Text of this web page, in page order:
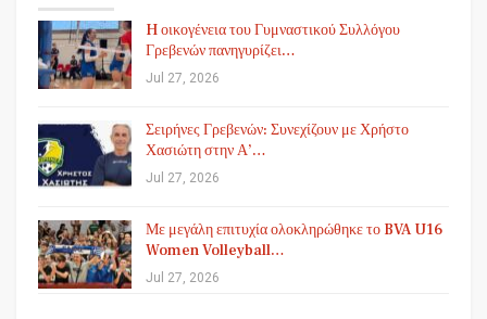
H οικογένεια του Γυμναστικού Συλλόγου
Γρεβενών πανηγυρίζει…
Jul 27, 2026
Σειρήνες Γρεβενών: Συνεχίζουν με Χρήστο
Χασιώτη στην Α’…
Jul 27, 2026
Με μεγάλη επιτυχία ολοκληρώθηκε το BVA U16
Women Volleyball…
Jul 27, 2026